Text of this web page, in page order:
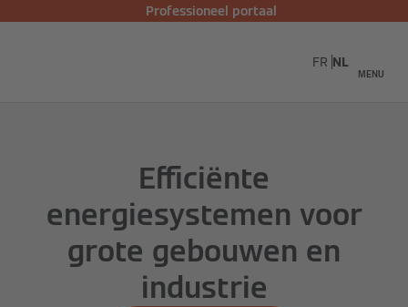
Professioneel portaal
MENU
FR NL
Efficiënte
energiesystemen voor
grote gebouwen en
industrie